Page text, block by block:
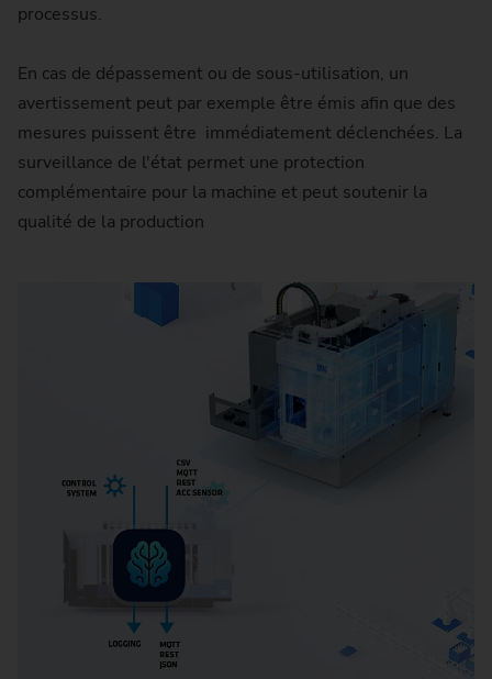
processus.
En cas de dépassement ou de sous-utilisation, un
avertissement peut par exemple être émis afin que des
mesures puissent être immédiatement déclenchées. La
surveillance de l'état permet une protection
complémentaire pour la machine et peut soutenir la
qualité de la production